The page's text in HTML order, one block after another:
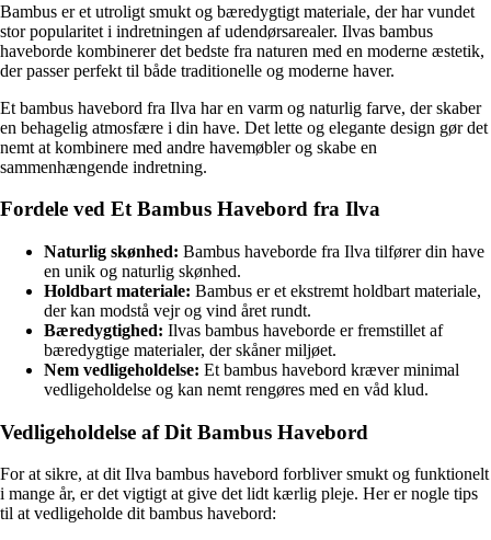
Bambus er et utroligt smukt og bæredygtigt materiale, der har vundet
stor popularitet i indretningen af udendørsarealer. Ilvas bambus
haveborde kombinerer det bedste fra naturen med en moderne æstetik,
der passer perfekt til både traditionelle og moderne haver.
Et bambus havebord fra Ilva har en varm og naturlig farve, der skaber
en behagelig atmosfære i din have. Det lette og elegante design gør det
nemt at kombinere med andre havemøbler og skabe en
sammenhængende indretning.
Fordele ved Et Bambus Havebord fra Ilva
Naturlig skønhed: Bambus haveborde fra Ilva tilfører din have
en unik og naturlig skønhed.
Holdbart materiale: Bambus er et ekstremt holdbart materiale,
der kan modstå vejr og vind året rundt.
Bæredygtighed: Ilvas bambus haveborde er fremstillet af
bæredygtige materialer, der skåner miljøet.
Nem vedligeholdelse: Et bambus havebord kræver minimal
vedligeholdelse og kan nemt rengøres med en våd klud.
Vedligeholdelse af Dit Bambus Havebord
For at sikre, at dit Ilva bambus havebord forbliver smukt og funktionelt
i mange år, er det vigtigt at give det lidt kærlig pleje. Her er nogle tips
til at vedligeholde dit bambus havebord: